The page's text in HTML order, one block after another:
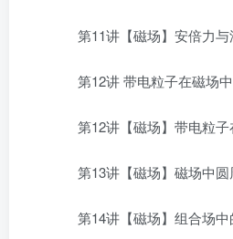
第11讲【磁场】安倍力与
第12讲 带电粒子在磁场中
第12讲【磁场】带电粒子
第13讲【磁场】磁场中圆
第14讲【磁场】组合场中